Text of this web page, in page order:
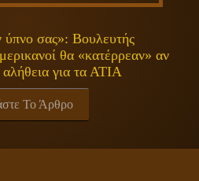
ύπνο σας»: Βουλευτής
θα «κατέρρεαν» αν
για τα ΑΤΙΑ
Το Άρθρο